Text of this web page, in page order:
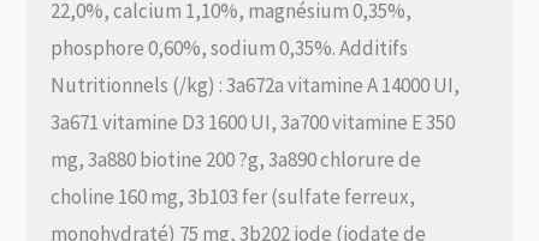
22,0%, calcium 1,10%, magnésium 0,35%,
phosphore 0,60%, sodium 0,35%. Additifs
Nutritionnels (/kg) : 3a672a vitamine A 14000 UI,
3a671 vitamine D3 1600 UI, 3a700 vitamine E 350
mg, 3a880 biotine 200 ?g, 3a890 chlorure de
choline 160 mg, 3b103 fer (sulfate ferreux,
monohydraté) 75 mg, 3b202 iode (iodate de